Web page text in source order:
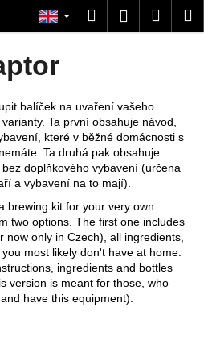
SearchLogin
balíček na uvaření vašeho
Ta první obsahuje návod,
které v běžné domácnosti s
Ta druhá pak obsahuje
doplňkového vybavení (určena
a vybavení na to mají).
brewing kit for your very own
two options. The first one includes
only in Czech), all ingredients,
most likely don't have at home.
ingredients and bottles
version is meant for those, who
have this equipment).